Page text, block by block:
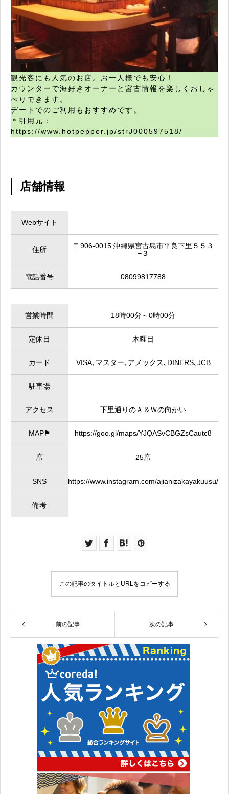
観光客にも人気のお店。お一人様でも安心！
カウンターで海好きオーナーと宮古情報を楽しくおしゃ
べりできます。
デートでのご利用もおすすめです。
＊引用元：
https://www.hotpepper.jp/strJ000597518/
店舗情報
Webサイト
住所
〒906-0015 沖縄県宮古島市平良下里５５３
−３
電話番号 08099817788
営業時間 18時00分～0時00分
定休日 木曜日
カード VISA､マスター､アメックス､DINERS､JCB
駐車場
アクセス 下里通りのＡ＆Ｗの向かい
MAP⚑ https://goo.gl/maps/YJQASvCBGZsCautc8
席 25席
SNS https://www.instagram.com/ajianizakayakuusu/
備考
この記事のタイトルとURLをコピーする
前の記事 次の記事